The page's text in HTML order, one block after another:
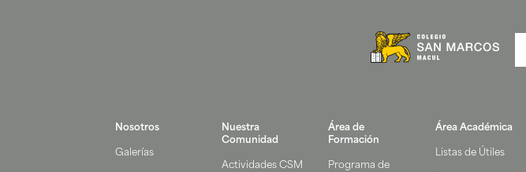
Nosotros
Galerías
Nuestra
Comunidad
Actividades CSM
Área de
Formación
Programa de
Área Académica
Listas de Útiles